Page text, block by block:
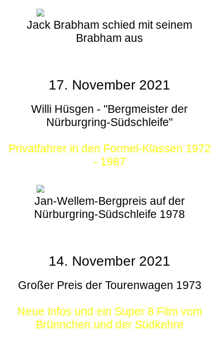
Jack Brabham schied mit seinem
Brabham aus
17. November 2021
Willi Hüsgen - "Bergmeister der
Nürburgring-Südschleife"
Privatfahrer in den Formel-Klassen 1972
- 1987
Jan-Wellem-Bergpreis auf der
Nürburgring-Südschleife 1978
14. November 2021
Großer Preis der Tourenwagen 1973
Neue Infos und ein Super 8 Film vom
Brünnchen und der Südkehre